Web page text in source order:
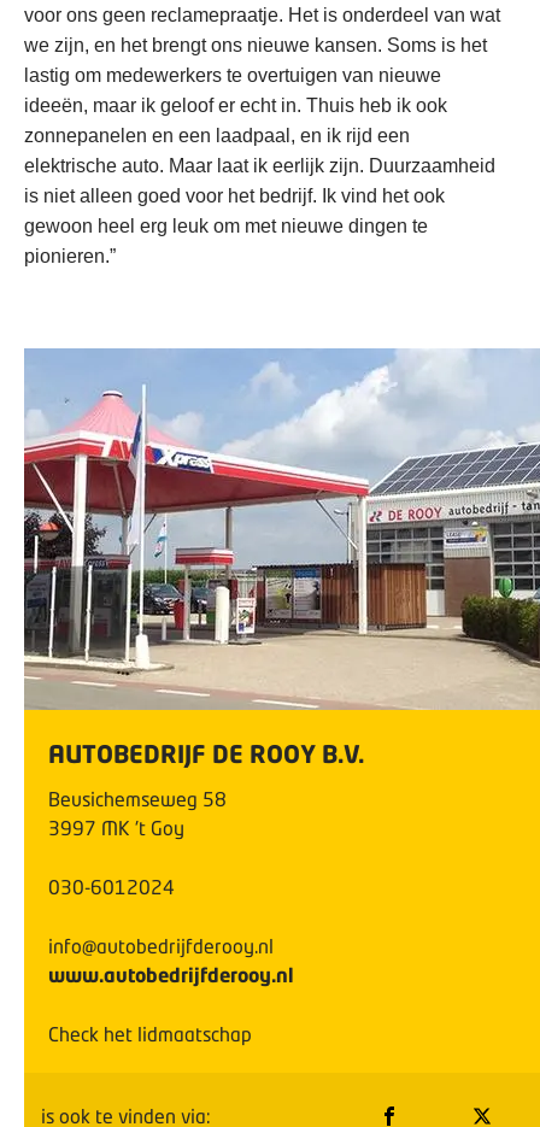
voor ons geen reclamepraatje. Het is onderdeel van wat
we zijn, en het brengt ons nieuwe kansen. Soms is het
lastig om medewerkers te overtuigen van nieuwe
ideeën, maar ik geloof er echt in. Thuis heb ik ook
zonnepanelen en een laadpaal, en ik rijd een
elektrische auto. Maar laat ik eerlijk zijn. Duurzaamheid
is niet alleen goed voor het bedrijf. Ik vind het ook
gewoon heel erg leuk om met nieuwe dingen te
pionieren.”
AUTOBEDRIJF DE ROOY B.V.
Beusichemseweg 58
3997 MK 't Goy
030-6012024
info@autobedrijfderooy.nl
www.autobedrijfderooy.nl
Check het lidmaatschap
is ook te vinden via: